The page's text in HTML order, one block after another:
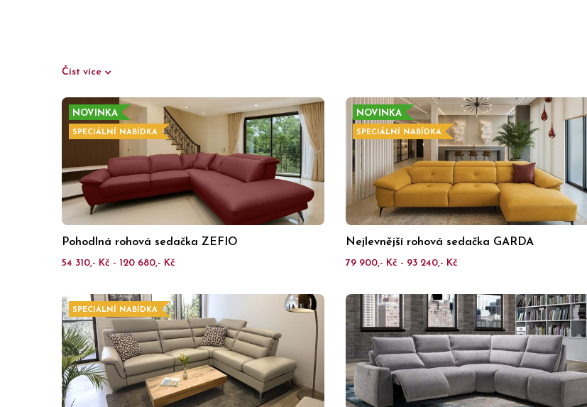
Číst více
NOVINKA
SPECIÁLNÍ NABÍDKA
Pohodlná rohová sedačka ZEFIO
54 310,- Kč - 120 680,- Kč
NOVINKA
SPECIÁLNÍ NABÍDKA
Nejlevnější rohová sedačka GARDA
79 900,- Kč - 93 240,- Kč
SPECIÁLNÍ NABÍDKA